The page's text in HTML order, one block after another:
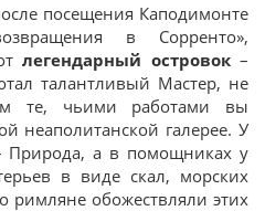
посещения Каподимонте
в Сорренто»,
легендарный островок–
талантливый Мастер, не
те, чьими работами вы
неаполитанской галерее. У
Природа, а в помощниках у
в виде скал, морских
римляне обожествляли этих